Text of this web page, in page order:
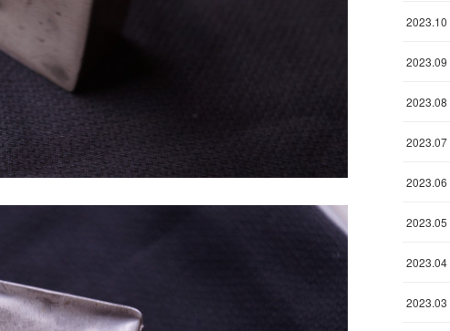
2023.10
2023.09
2023.08
2023.07
2023.06
2023.05
2023.04
2023.03